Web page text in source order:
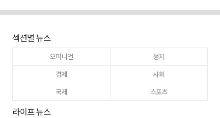
섹션별 뉴스
오피니언
정치
경제
사회
국제
스포츠
라이프 뉴스